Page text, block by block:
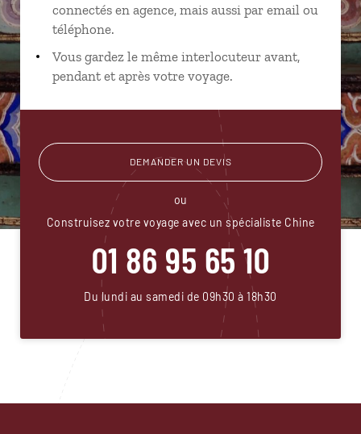
connectés en agence, mais aussi par email ou
téléphone.
Vous gardez le même interlocuteur avant,
pendant et après votre voyage.
DEMANDER UN DEVIS
ou
Construisez votre voyage avec un spécialiste Chine
01 86 95 65 10
Du lundi au samedi de 09h30 à 18h30